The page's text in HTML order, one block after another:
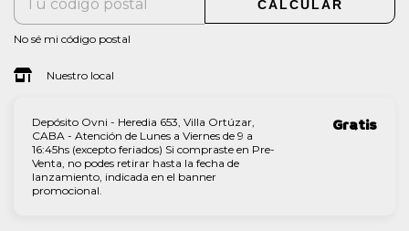
CALCULAR
No sé mi código postal
Nuestro local
Depósito Ovni - Heredia 653, Villa Ortúzar,
CABA - Atención de Lunes a Viernes de 9 a
16:45hs (excepto feriados) Si compraste en Pre-
Venta, no podes retirar hasta la fecha de
lanzamiento, indicada en el banner
promocional.
Gratis